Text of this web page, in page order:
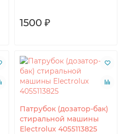
1500 ₽
Патрубок (дозатор-бак)
стиральной машины
Electrolux 4055113825